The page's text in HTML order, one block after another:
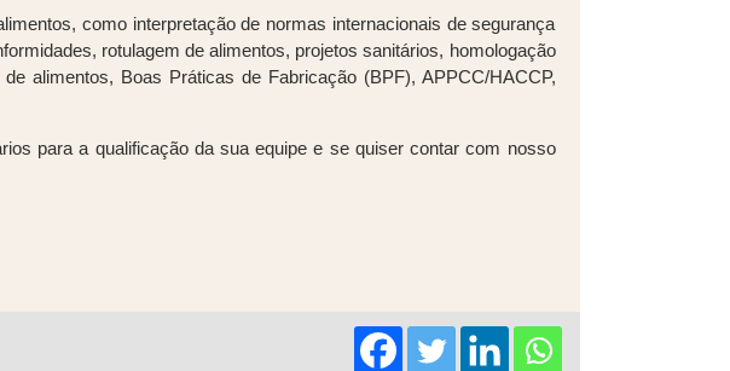
como interpretação de normas internacionais de segurança
rotulagem de alimentos, projetos sanitários, homologação
alimentos, Boas Práticas de Fabricação (BPF), APPCC/HACCP,
para a qualificação da sua equipe e se quiser contar com nosso